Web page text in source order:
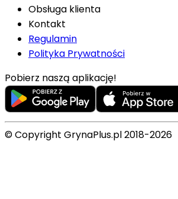
Obsługa klienta
Kontakt
Regulamin
Polityka Prywatności
Pobierz naszą aplikację!
© Copyright GrynaPlus.pl 2018-2026